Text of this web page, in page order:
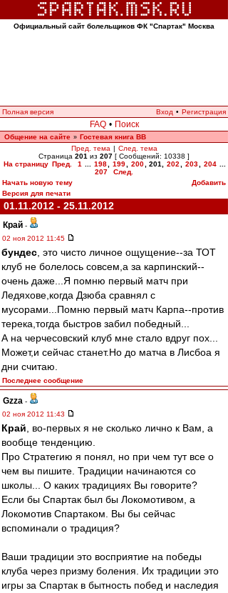
Официальный сайт болельщиков ФК "Спартак" Москва
Полная версия Вход • Регистрация
FAQ • Поиск
Общение на сайте » Гостевая книга ВВ
Пред. тема | След. тема
Страница 201 из 207 [ Сообщений: 10338 ]
На страницу Пред. 1 198 199 200 201 202 203 204
207
След.
Начать новую тему
Добавить
Версия для печати
01.11.2012 - 25.11.2012
Край -
02 ноя 2012 11:45
бундес , это чисто личное ощущение--за ТОТ
клуб не болелось совсем,а за карпинский--
очень даже...Я помню первый матч при
Ледяхове,когда Дзюба сравнял с
мусорами...Помню первый матч Карпа--против
терека,тогда быстров забил победный...
А на черчесовский клуб мне стало вдруг пох...
Может,и сейчас станет.Но до матча в Лисбоа я
дни считаю.
Последнее сообщение
Gzza -
02 ноя 2012 11:43
Край , во-первых я не сколько лично к Вам, а
вообще тенденцию.
Про Стратегию я понял, но при чем тут все о
чем вы пишите. Традиции начинаются со
школы... О каких традициях Вы говорите?
Если бы Спартак был бы Локомотивом, а
Локомотив Спартаком. Вы бы сейчас
вспоминали о традиция?
Ваши традиции это восприятие на победы
клуба через призму боления. Их традиции это
игры за Спартак в бытность побед и наследия